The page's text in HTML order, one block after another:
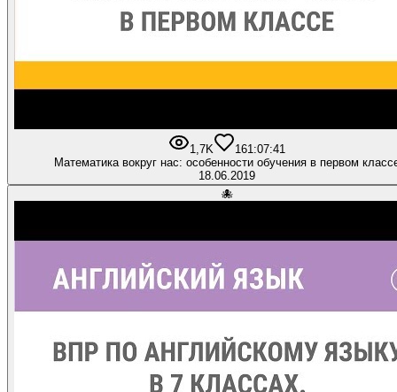
1,7K 161:07:41
Математика вокруг нас: особенности обучения в первом
18.06.2019
🐙